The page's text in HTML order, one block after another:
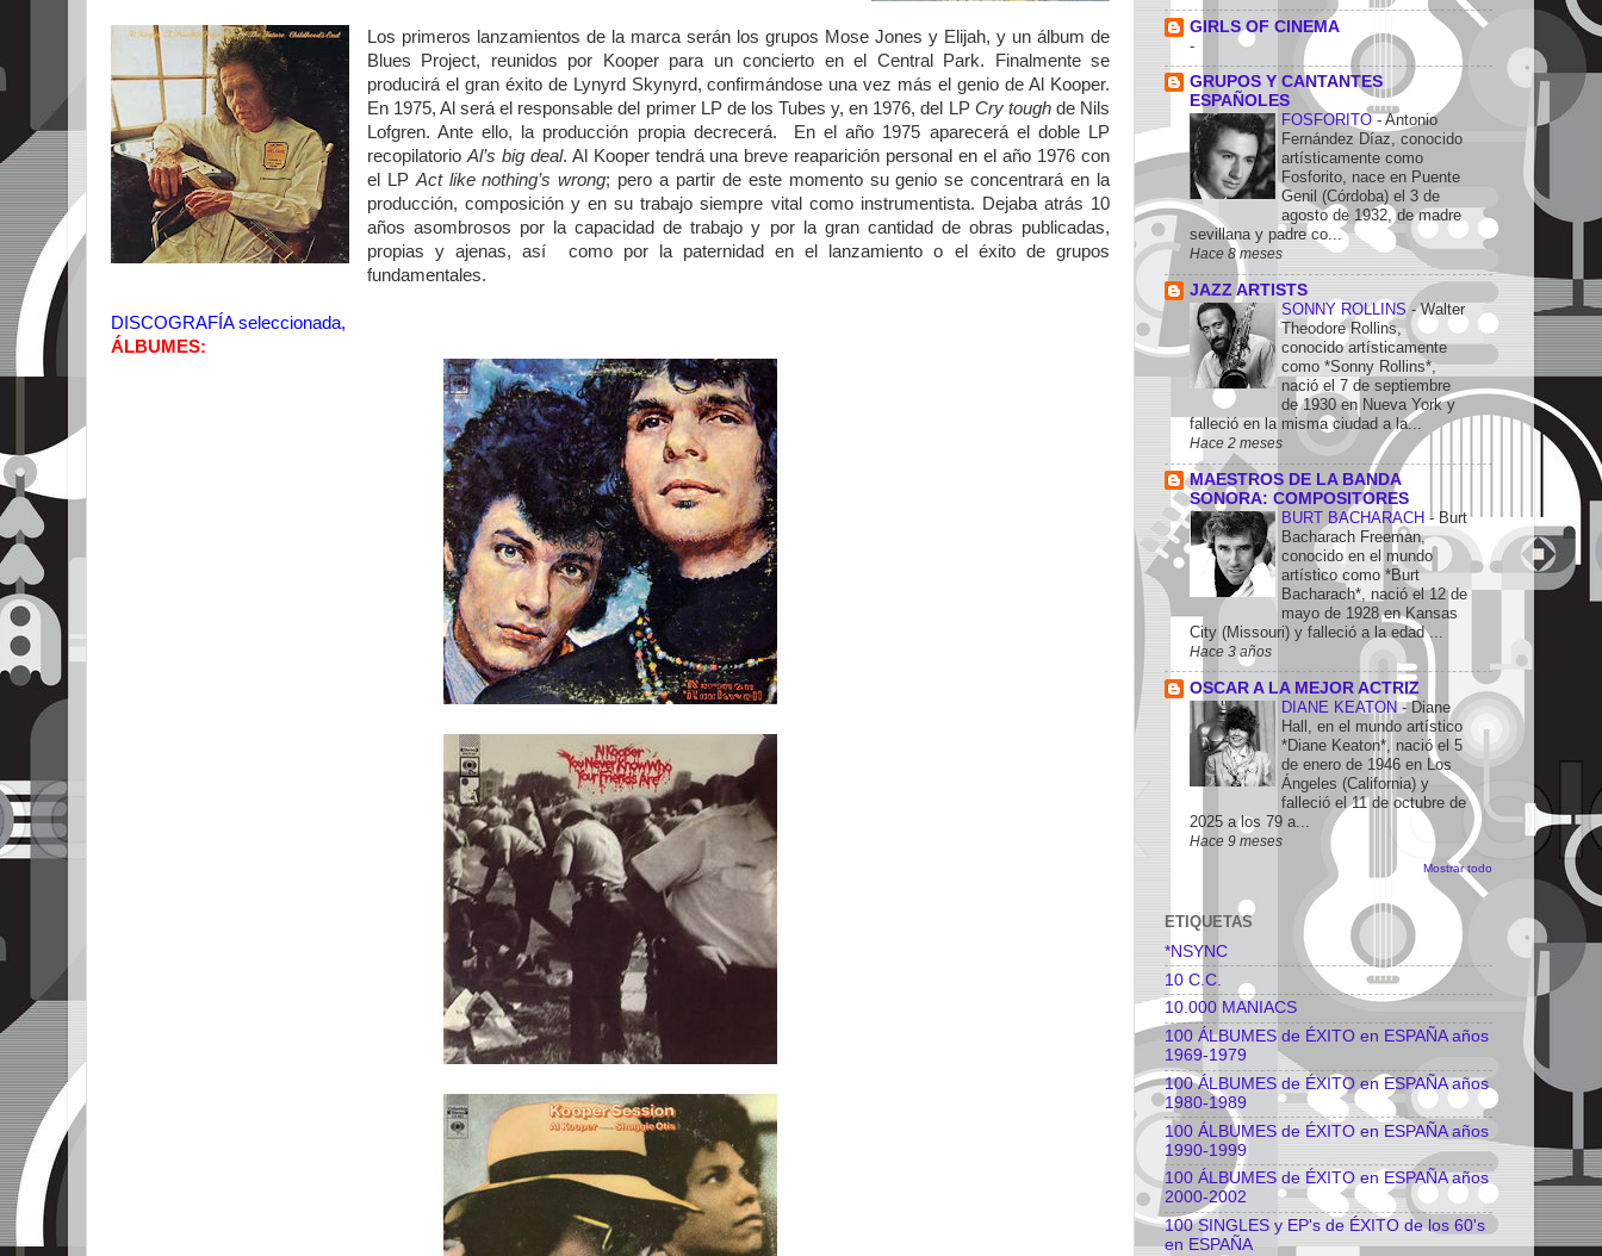
Los primeros lanzamientos de la marca serán los grupos Mose Jones y Elijah, y un álbum de
Blues Project, reunidos por Kooper para un concierto en el Central Park. Finalmente se
producirá el gran éxito de Lynyrd Skynyrd, confirmándose una vez más el genio de Al Kooper.
En 1975, Al será el responsable del primer LP de los Tubes y, en 1976, del LP Cry toughde Nils
Lofgren. Ante ello, la producción propia decrecerá. En el año 1975 aparecerá el doble LP
recopilatorio Al’s big deal. Al Kooper tendrá una breve reaparición personal en el año 1976 con
el LP Act like nothing’s wrong; pero a partir de este momento su genio se concentrará en la
producción, composición y en su trabajo siempre vital como instrumentista. Dejaba atrás 10
años asombrosos por la capacidad de trabajo y por la gran cantidad de obras publicadas,
propias y ajenas, así como por la paternidad en el lanzamiento o el éxito de grupos
fundamentales.
DISCOGRAFÍA seleccionada,
ÁLBUMES:
GIRLS OF CINEMA
-
GRUPOS Y CANTANTES
ESPAÑOLES
FOSFORITO-Antonio
Fernández Díaz, conocido
artísticamente como
Fosforito, nace en Puente
Genil (Córdoba) el 3 de
agosto de 1932, de madre
sevillana y padre co...
Hace 8 meses
JAZZ ARTISTS
SONNY ROLLINS-Walter
Theodore Rollins,
conocido artísticamente
como *Sonny Rollins*,
nació el 7 de septiembre
de 1930 en Nueva York y
falleció en la misma ciudad a la...
Hace 2 meses
MAESTROS DE LA BANDA
SONORA: COMPOSITORES
BURT BACHARACH - Burt
Bacharach Freeman,
conocido en el mundo
artístico como *Burt
Bacharach*, nació el 12 de
mayo de 1928 en Kansas
City (Missouri) y falleció a la edad ...
Hace 3 años
OSCAR A LA MEJOR ACTRIZ
DIANE KEATON-Diane
Hall, en el mundo artístico
*Diane Keaton*, nació el 5
de enero de 1946 en Los
Ángeles (California) y
falleció el 11 de octubre de
2025 a los 79 a...
Hace 9 meses
Mostrar todo
ETIQUETAS
*NSYNC
10 C.C.
10.000 MANIACS
100 ÁLBUMES de ÉXITO en ESPAÑA años
1969-1979
100 ÁLBUMES de ÉXITO en ESPAÑA años
1980-1989
100 ÁLBUMES de ÉXITO en ESPAÑA años
1990-1999
100 ÁLBUMES de ÉXITO en ESPAÑA años
2000-2002
100 SINGLES y EP's de ÉXITO de los 60's
en ESPAÑA